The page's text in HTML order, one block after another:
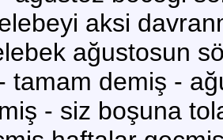
aksi
ağustosun
tamam demiş -
- siz boşuna